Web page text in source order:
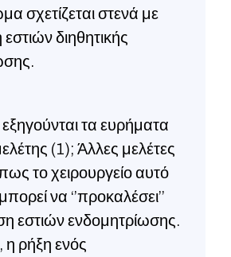
σχετίζεται στενά με
διηθητικής
τα ευρήματα
(1); Άλλες μελέτες
το χειρουργείο αυτό
να ‘’προκαλέσει’’
εστιών ενδομητρίωσης.
ρήξη ενός